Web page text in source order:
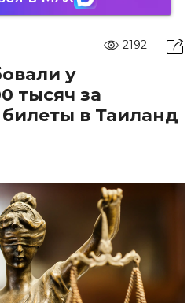
2192
у
тысяч за
в Таиланд